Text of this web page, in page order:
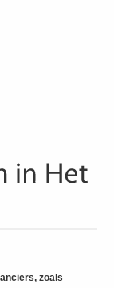
zoals